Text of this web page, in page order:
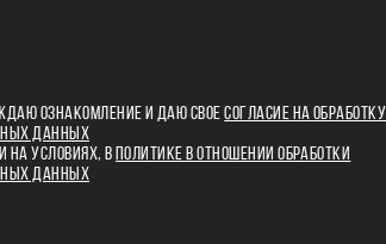
ОЗНАКОМЛЕНИЕ И ДАЮ СВОЕСОГЛАСИЕ НА ОБРАБОТКУ
ДАННЫХ
НА УСЛОВИЯХ, В
ПОЛИТИКЕ В ОТНОШЕНИИ ОБРАБОТКИ
ДАННЫХ